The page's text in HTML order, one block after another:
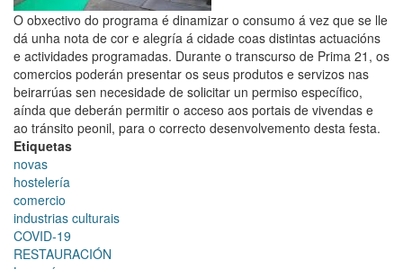
Santiago
O obxectivo do programa é dinamizar o consumo á vez que se lle
dá unha nota de cor e alegría á cidade coas distintas actuacións
e actividades programadas. Durante o transcurso de Prima 21, os
comercios poderán presentar os seus produtos e servizos nas
beirarrúas sen necesidade de solicitar un permiso específico,
aínda que deberán permitir o acceso aos portais de vivendas e
ao tránsito peonil, para o correcto desenvolvemento desta festa.
Etiquetas
novas
hostelería
comercio
industrias culturais
COVID-19
RESTAURACIÓN